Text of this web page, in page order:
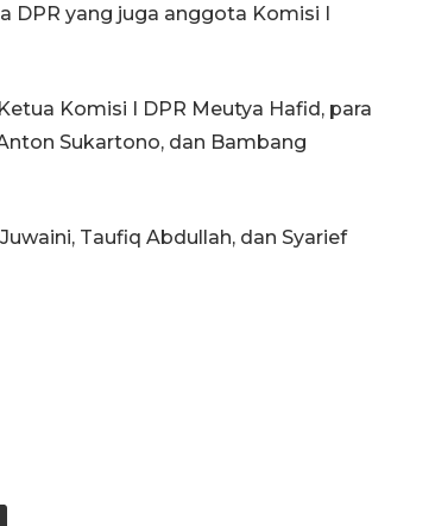
DPR yang juga anggota Komisi I
Komisi I DPR Meutya Hafid, para
Sukartono, dan Bambang
Taufiq Abdullah, dan Syarief